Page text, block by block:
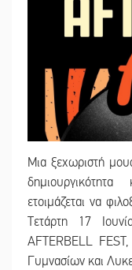
Μια ξεχωριστή
ετοιμάζεται να
Τετάρτη 17
AFTERBELL
Γυμνασίων και